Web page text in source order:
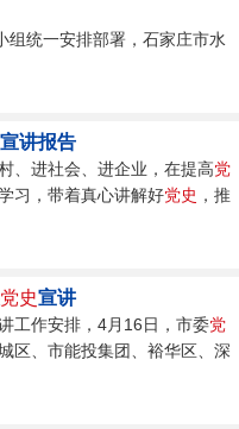
组统一安排部署，石家庄市水
宣讲报告
、进社会、进企业，在提高党
习，带着真心讲解好党史 ，推
党史宣讲
工作安排，4月16日，市委党
区、市能投集团、裕华区、深